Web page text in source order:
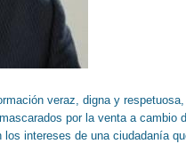
veraz, digna y respetuosa,
por la venta a cambio
intereses de una ciudadanía